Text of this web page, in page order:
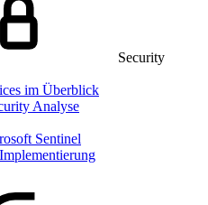
Security
im Überblick
Analyse
Sentinel